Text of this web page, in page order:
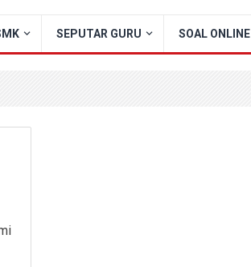
SEPUTAR GURU SOAL ONLINE